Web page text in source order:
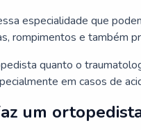
especialidade que
rompimentos e também
quanto o
em casos de
um